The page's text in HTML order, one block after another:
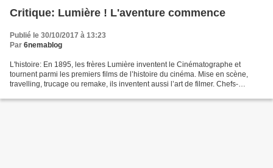
Critique: Lumière ! L'aventure commence
Publié le 30/10/2017 à 13:23
Par 6nemablog
L'histoire: En 1895, les frères Lumière inventent le Cinématographe et
tournent parmi les premiers films de l’histoire du cinéma. Mise en scène,
travelling, trucage ou remake, ils inventent aussi l’art de filmer. Chefs-